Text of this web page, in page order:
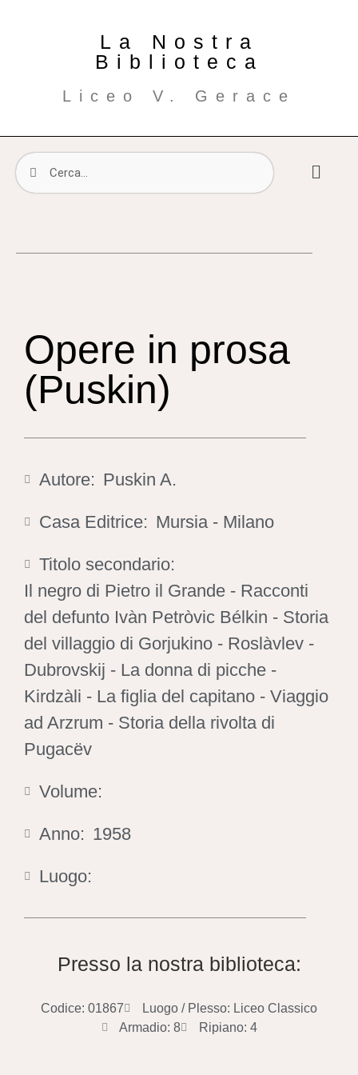
La Nostra
Biblioteca
Liceo V. Gerace
Opere in prosa
(Puskin)
Autore: Puskin A.
Casa Editrice: Mursia - Milano
Titolo secondario:
Il negro di Pietro il Grande - Racconti
del defunto Ivàn Petròvic Bélkin - Storia
del villaggio di Gorjukino - Roslàvlev -
Dubrovskij - La donna di picche -
Kirdzàli - La figlia del capitano - Viaggio
ad Arzrum - Storia della rivolta di
Pugacëv
Volume:
Anno: 1958
Luogo:
Presso la nostra biblioteca:
Codice: 01867
Luogo / Plesso: Liceo Classico
Armadio: 8
Ripiano: 4